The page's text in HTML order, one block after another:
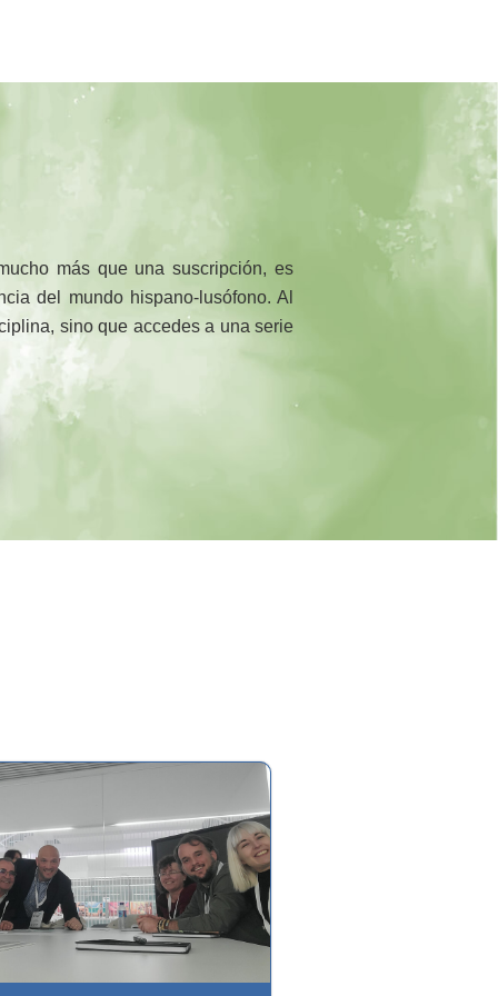
más que una suscripción, es
del mundo hispano-lusófono. Al
sino que accedes a una serie